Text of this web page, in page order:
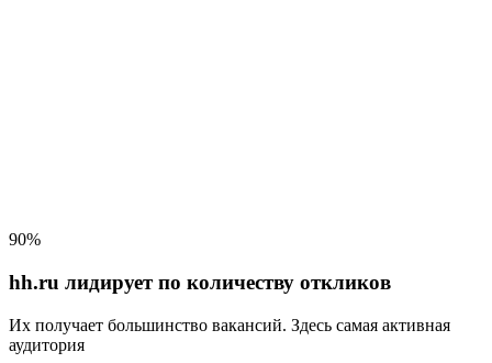
90%
hh.ru лидирует по количеству откликов
Их получает большинство вакансий. Здесь самая активная
аудитория